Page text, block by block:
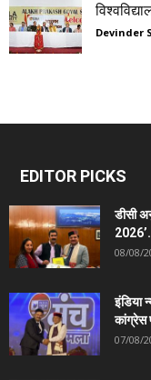
Devinder
EDITOR PICKS
डीसी
08/08/
इंडिया
कांग्रेस
07/08/